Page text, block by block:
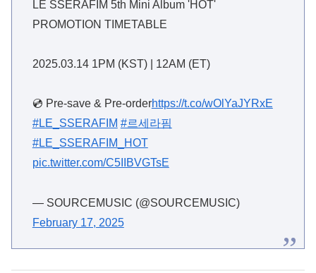
LE SSERAFIM 5th Mini Album 'HOT'
PROMOTION TIMETABLE
2025.03.14 1PM (KST) | 12AM (ET)
💿 Pre-save & Pre-orderhttps://t.co/wOlYaJYRxE
#LE_SSERAFIM #르세라핌
#LE_SSERAFIM_HOT
pic.twitter.com/C5IIBVGTsE
— SOURCEMUSIC (@SOURCEMUSIC)
February 17, 2025